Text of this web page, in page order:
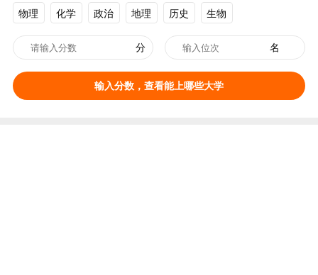
物理 化学 政治 地理 历史 生物
分 名
输入分数，查看能上哪些大学